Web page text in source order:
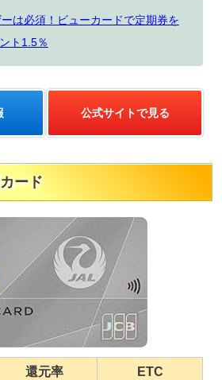
は必須！ビューカードで定期券を
ト1.5％
公式サイトで見る
ード
還元率 ETC